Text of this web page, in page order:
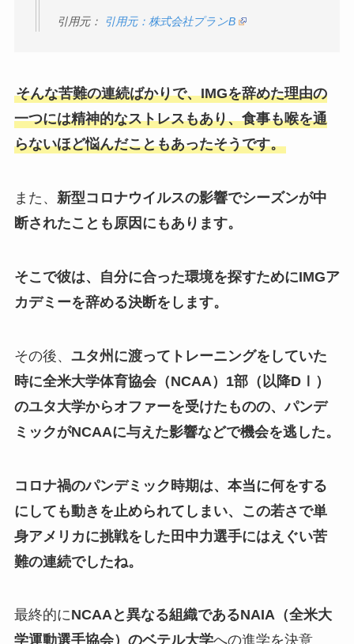
引用元： 引用元：株式会社プランB
そんな苦難の連続ばかりで、IMGを辞めた理由の
一つには精神的なストレスもあり、食事も喉を通
らないほど悩んだこともあったそうです。
また、 新型コロナウイルスの影響でシーズンが中
断されたことも原因にもあります。
そこで彼は、自分に合った環境を探すためにIMGア
カデミーを辞める決断をします。
その後、 ユタ州に渡ってトレーニングをしていた
時に全米大学体育協会（NCAA）1部（以降DⅠ）
のユタ大学からオファーを受けたものの、パンデ
ミックがNCAAに与えた影響などで機会を逃した。
コロナ禍のパンデミック時期は、本当に何をする
にしても動きを止められてしまい、この若さで単
身アメリカに挑戦をした田中力選手にはえぐい苦
難の連続でしたね。
最終的にNCAAと異なる組織であるNAIA（全米大
学運動選手協会）のベテル大学への進学を決意